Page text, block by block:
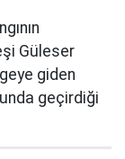
Güleser
giden
geçirdiği